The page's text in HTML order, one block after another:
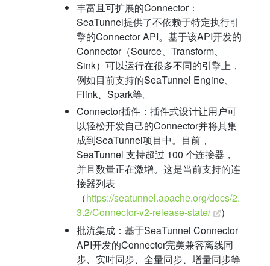
丰富且可扩展的Connector：
SeaTunnel提供了不依赖于特定执行引
擎的Connector API。基于该API开发的
Connector（Source、Transform、
Sink）可以运行在很多不同的引擎上，
例如目前支持的SeaTunnel Engine、
Flink、Spark等。
Connector插件：插件式设计让用户可
以轻松开发自己的Connector并将其集
成到SeaTunnel项目中。目前，
SeaTunnel 支持超过 100 个连接器，
并且数量正在激增。这是当前支持的连
接器列表
（https://seatunnel.apache.org/docs/2.
3.2/Connector-v2-release-state/
）
批流集成：基于SeaTunnel Connector
API开发的Connector完美兼容离线同
步、实时同步、全量同步、增量同步等